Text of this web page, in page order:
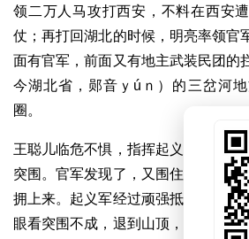
领二万人马攻打西安，不料在西安
仗；再打回湖北的时候，明亮率领官
面有官军，前面又有地主武装民团的
今湖北省，郧音ｙúｎ）的三岔河
圈。
王聪儿临危不惧，指挥起义军退到茅
突围。官军发现了，又围住茅山，从
拥上来。起义军经过顽强抵抗，终于
眼看突围不成，退到山顶，纵身从陡